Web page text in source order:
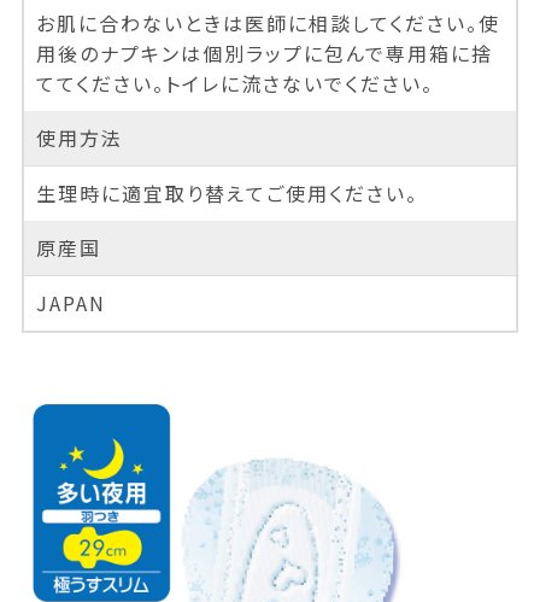
お肌に合わないときは医師に相談してください。使
用後のナプキンは個別ラップに包んで専用箱に捨
ててください。トイレに流さないでください。
使用方法
生理時に適宜取り替えてご使用ください。
原産国
JAPAN